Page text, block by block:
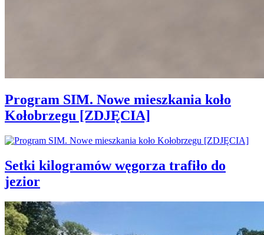
Program SIM. Nowe mieszkania koło
Kołobrzegu [ZDJĘCIA]
Setki kilogramów węgorza trafiło do
jezior